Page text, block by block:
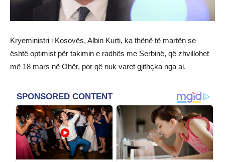
Kryeministri i Kosovës, Albin Kurti, ka thënë të martën se
është optimist për takimin e radhës me Serbinë, që zhvillohet
më 18 mars në Ohër, por që nuk varet gjithçka nga ai.